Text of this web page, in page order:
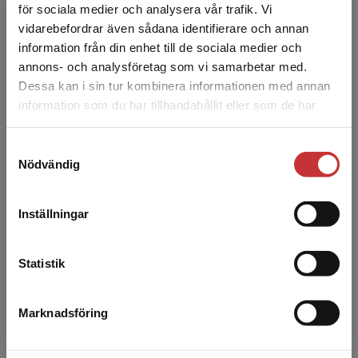
för sociala medier och analysera vår trafik. Vi
vidarebefordrar även sådana identifierare och annan
information från din enhet till de sociala medier och
annons- och analysföretag som vi samarbetar med.
Dessa kan i sin tur kombinera informationen med annan
information som du har tillhandahållit eller som de har
Nödvändig
Inställningar
Statistik
Marknadsföring
Begränsad fraktregion
Det verkar som att du besöker
studentlitteratur.se via en enhet utanför Sverige.
Vi erbjuder inte leveranser utanför Sverige. För
att kunna slutföra ett köp måste
Medievetenskapens
idétraditioner
Bengtsson, Stina m.fl. (red.)
399 krinkl. moms